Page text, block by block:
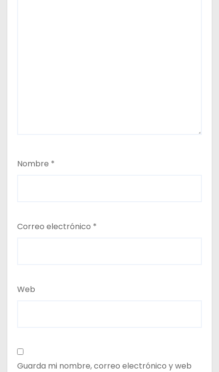
Nombre *
Correo electrónico *
Web
Guarda mi nombre, correo electrónico y web